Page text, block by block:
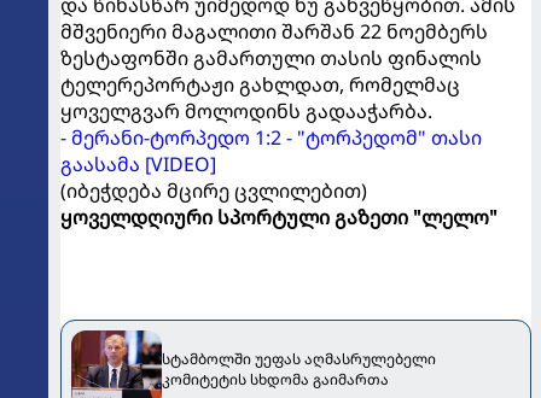
მშვენიერი მაგალითი შარშან 22 ნოემბერს
ზესტაფონში გამართული თასის ფინალის
ტელერეპორტაჟი გახლდათ, რომელმაც
ყოველგვარ მოლოდინს გადააჭარბა.
- მერანი-ტორპედო 1:2 - "ტორპედომ" თასი
გაასამა [VIDEO]
(იბეჭდება მცირე ცვლილებით)
ყოველდღიური სპორტული გაზეთი "ლელო"
სტამბოლში უეფას აღმასრულებელი
კომიტეტის სხდომა გაიმართა